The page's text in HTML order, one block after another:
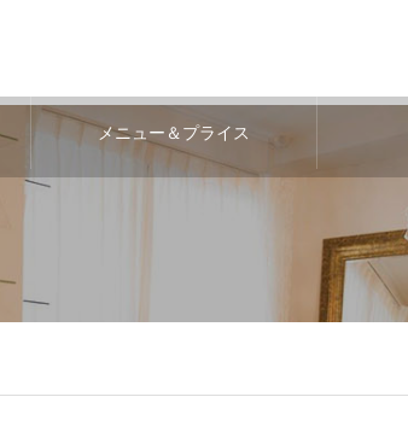
メニュー＆プライス